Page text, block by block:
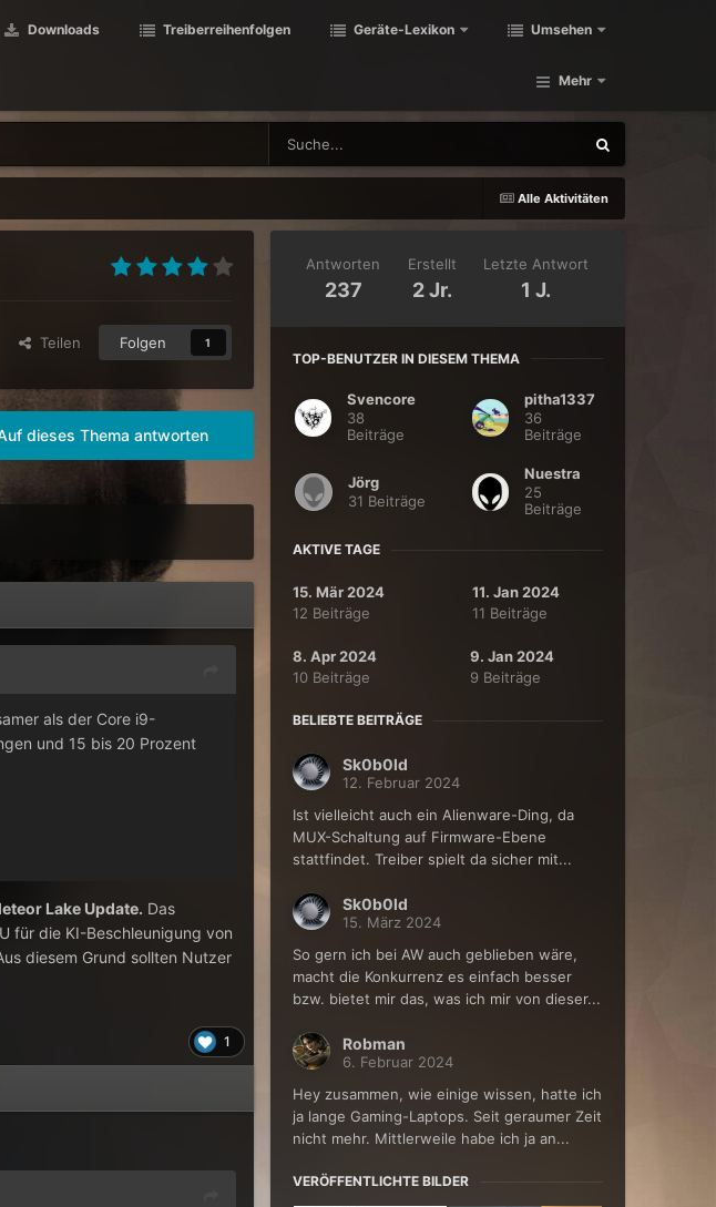
Downloads Treiberreihenfolgen Geräte-Lexikon Umsehen
Mehr
Alle Aktivitäten
Teilen Folgen 1
dieses Thema antworten
als der Core i9-
und 15 bis 20 Prozent
Lake Update. Das
für die KI-Beschleunigung von
diesem Grund sollten Nutzer
1
Antworten
237
Erstellt
2 Jr.
Letzte Antwort
1 J.
TOP-BENUTZER IN DIESEM THEMA
Svencore
38
Beiträge
pitha1337
36
Beiträge
Jörg
31 Beiträge
Nuestra
25
Beiträge
AKTIVE TAGE
15. Mär 2024
12 Beiträge
11. Jan 2024
11 Beiträge
8. Apr 2024
10 Beiträge
9. Jan 2024
9 Beiträge
BELIEBTE BEITRÄGE
Sk0b0ld
12. Februar 2024
Ist vielleicht auch ein Alienware-Ding, da
MUX-Schaltung auf Firmware-Ebene
stattfindet. Treiber spielt da sicher mit...
Sk0b0ld
15. März 2024
So gern ich bei AW auch geblieben wäre,
macht die Konkurrenz es einfach besser
bzw. bietet mir das, was ich mir von dieser...
Robman
6. Februar 2024
Hey zusammen, wie einige wissen, hatte ich
ja lange Gaming-Laptops. Seit geraumer Zeit
nicht mehr. Mittlerweile habe ich ja an...
VERÖFFENTLICHTE BILDER